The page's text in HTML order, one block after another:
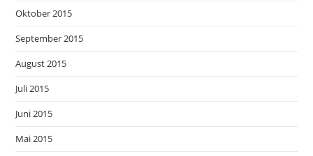
Oktober 2015
September 2015
August 2015
Juli 2015
Juni 2015
Mai 2015